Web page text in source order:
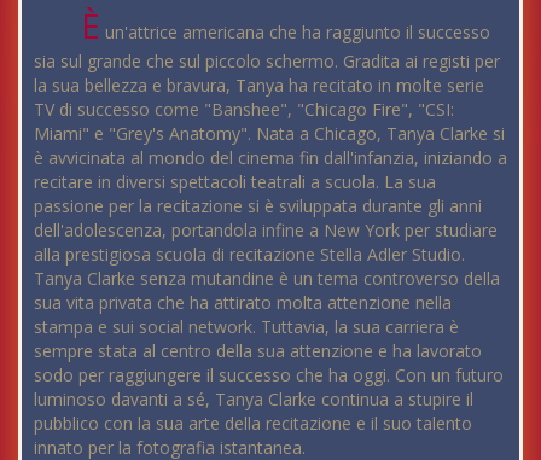
È un'attrice americana che ha raggiunto il successo
sia sul grande che sul piccolo schermo. Gradita ai registi per
la sua bellezza e bravura, Tanya ha recitato in molte serie
TV di successo come "Banshee", "Chicago Fire", "CSI:
Miami" e "Grey's Anatomy". Nata a Chicago, Tanya Clarke si
è avvicinata al mondo del cinema fin dall'infanzia, iniziando a
recitare in diversi spettacoli teatrali a scuola. La sua
passione per la recitazione si è sviluppata durante gli anni
dell'adolescenza, portandola infine a New York per studiare
alla prestigiosa scuola di recitazione Stella Adler Studio.
Tanya Clarke senza mutandine è un tema controverso della
sua vita privata che ha attirato molta attenzione nella
stampa e sui social network. Tuttavia, la sua carriera è
sempre stata al centro della sua attenzione e ha lavorato
sodo per raggiungere il successo che ha oggi. Con un futuro
luminoso davanti a sé, Tanya Clarke continua a stupire il
pubblico con la sua arte della recitazione e il suo talento
innato per la fotografia istantanea.